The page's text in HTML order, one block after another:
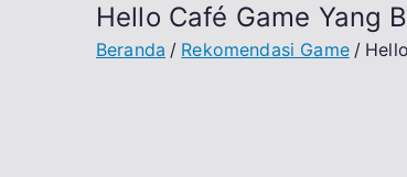
Hello Café Game Yang
Beranda Rekomendasi Game